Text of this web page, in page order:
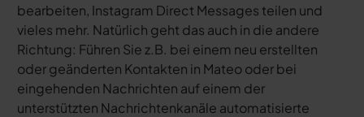
bearbeiten, Instagram Direct Messages teilen und
vieles mehr. Natürlich geht das auch in die andere
Richtung: Führen Sie z.B. bei einem neu erstellten
oder geänderten Kontakten in Mateo oder bei
eingehenden Nachrichten auf einem der
unterstützten Nachrichtenkanäle automatisierte